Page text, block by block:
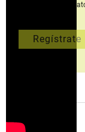
Tratamiento del